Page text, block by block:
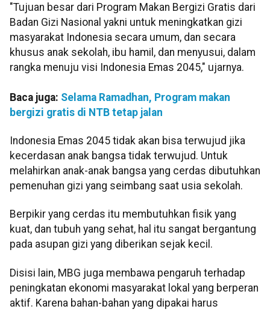
"Tujuan besar dari Program Makan Bergizi Gratis dari
Badan Gizi Nasional yakni untuk meningkatkan gizi
masyarakat Indonesia secara umum, dan secara
khusus anak sekolah, ibu hamil, dan menyusui, dalam
rangka menuju visi Indonesia Emas 2045," ujarnya.
Baca juga: Selama Ramadhan, Program makan
bergizi gratis di NTB tetap jalan
Indonesia Emas 2045 tidak akan bisa terwujud jika
kecerdasan anak bangsa tidak terwujud. Untuk
melahirkan anak-anak bangsa yang cerdas dibutuhkan
pemenuhan gizi yang seimbang saat usia sekolah.
Berpikir yang cerdas itu membutuhkan fisik yang
kuat, dan tubuh yang sehat, hal itu sangat bergantung
pada asupan gizi yang diberikan sejak kecil.
Disisi lain, MBG juga membawa pengaruh terhadap
peningkatan ekonomi masyarakat lokal yang berperan
aktif. Karena bahan-bahan yang dipakai harus